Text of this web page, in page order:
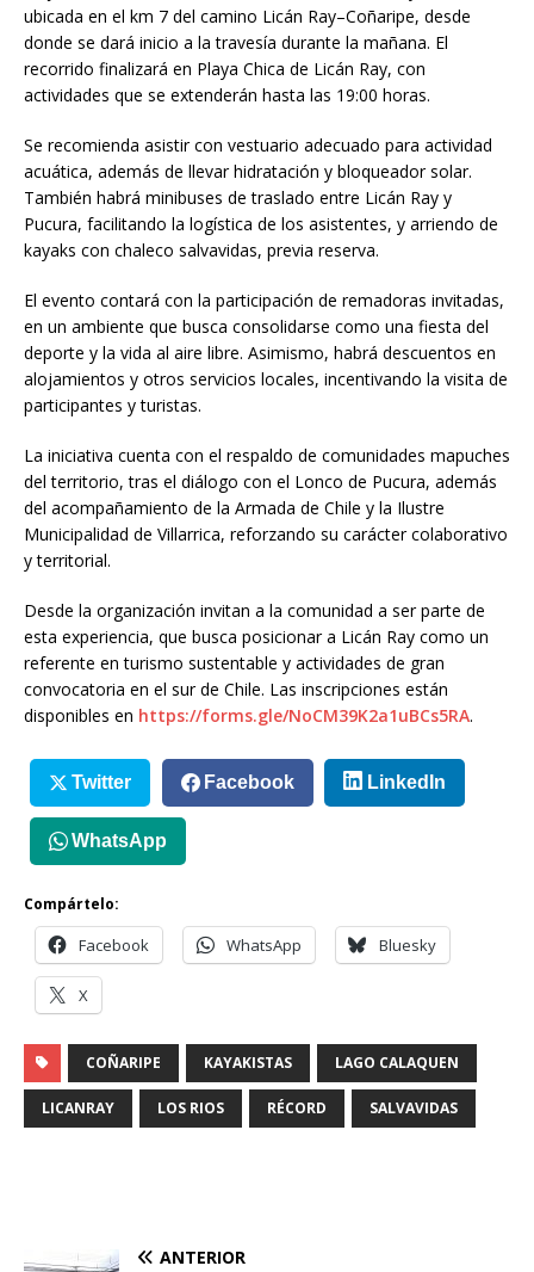
ubicada en el km 7 del camino Licán Ray–Coñaripe, desde
donde se dará inicio a la travesía durante la mañana. El
recorrido finalizará en Playa Chica de Licán Ray, con
actividades que se extenderán hasta las 19:00 horas.
Se recomienda asistir con vestuario adecuado para actividad
acuática, además de llevar hidratación y bloqueador solar.
También habrá minibuses de traslado entre Licán Ray y
Pucura, facilitando la logística de los asistentes, y arriendo de
kayaks con chaleco salvavidas, previa reserva.
El evento contará con la participación de remadoras invitadas,
en un ambiente que busca consolidarse como una fiesta del
deporte y la vida al aire libre. Asimismo, habrá descuentos en
alojamientos y otros servicios locales, incentivando la visita de
participantes y turistas.
La iniciativa cuenta con el respaldo de comunidades mapuches
del territorio, tras el diálogo con el Lonco de Pucura, además
del acompañamiento de la Armada de Chile y la Ilustre
Municipalidad de Villarrica, reforzando su carácter colaborativo
y territorial.
Desde la organización invitan a la comunidad a ser parte de
esta experiencia, que busca posicionar a Licán Ray como un
referente en turismo sustentable y actividades de gran
convocatoria en el sur de Chile. Las inscripciones están
disponibles en https://forms.gle/NoCM39K2a1uBCs5RA.
Twitter Facebook LinkedIn
WhatsApp
Compártelo:
Facebook WhatsApp Bluesky
X
COÑARIPE KAYAKISTAS LAGO CALAQUEN
LICANRAY LOS RIOS RÉCORD SALVAVIDAS
ANTERIOR